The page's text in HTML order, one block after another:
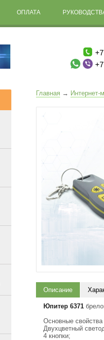
ОПЛАТА
Главная → Интернет-
Описание
Юпитер 6371
Основные
Двухцветный
4 кнопки;